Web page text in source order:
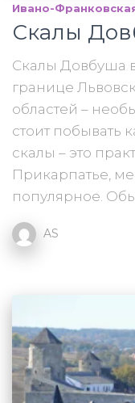
Ивано-
Скалы
Скалы Довбуша
границе
областей –
стоит побывать
скалы – это
Прикарпатье,
популярное.
AS